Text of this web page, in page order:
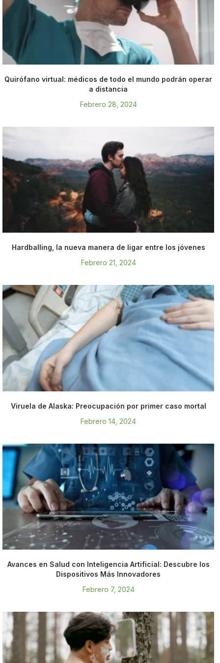
Quirófano virtual: médicos de todo el mundo podrán operar
a distancia
Febrero 28, 2024
Hardballing, la nueva manera de ligar entre los jóvenes
Febrero 21, 2024
Viruela de Alaska: Preocupación por primer caso mortal
Febrero 14, 2024
Avances en Salud con Inteligencia Artificial: Descubre los
Dispositivos Más Innovadores
Febrero 7, 2024